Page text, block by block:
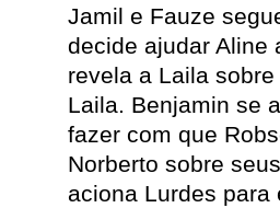
Jamil e Fauze
decide ajudar Aline
revela a Laila
Laila. Benjamin se
fazer com que
Norberto sobre
aciona Lurdes para